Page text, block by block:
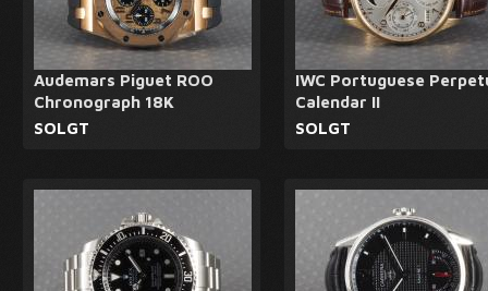
Audemars Piguet ROO
Chronograph 18K
SOLGT
IWC Portuguese
Calendar II
SOLGT